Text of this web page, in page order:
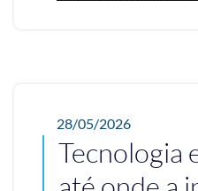
28/05/2026
Tecnologia